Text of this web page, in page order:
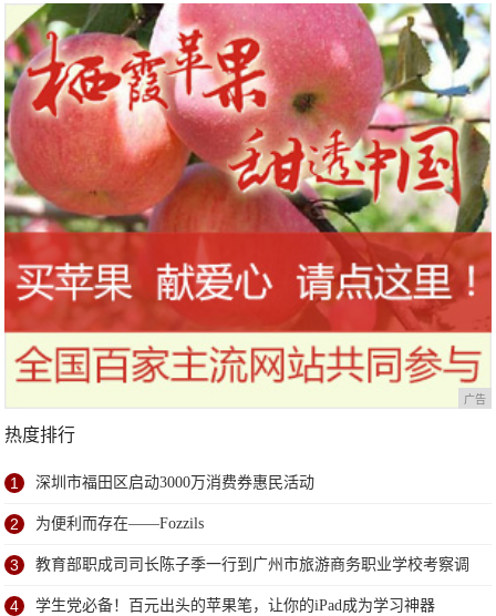
广告
热度排行
1 深圳市福田区启动3000万消费券惠民活动
2 为便利而存在——Fozzils
3 教育部职成司司长陈子季一行到广州市旅游商务职业学校考察调
研
4 学生党必备！百元出头的苹果笔，让你的iPad成为学习神器